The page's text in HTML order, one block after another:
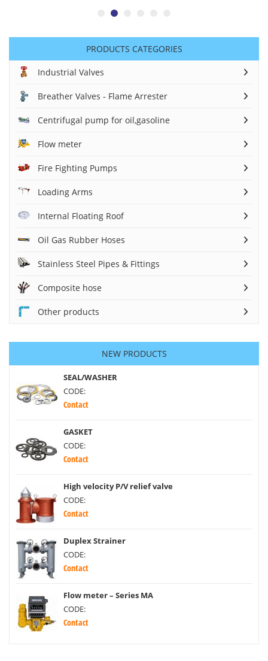
PRODUCTS CATEGORIES
Industrial Valves
Breather Valves - Flame Arrester
Centrifugal pump for oil,gasoline
Flow meter
Fire Fighting Pumps
Loading Arms
Internal Floating Roof
Oil Gas Rubber Hoses
Stainless Steel Pipes & Fittings
Composite hose
Other products
NEW PRODUCTS
SEAL/WASHER
CODE:
Contact
GASKET
CODE:
Contact
High velocity P/V relief valve
CODE:
Contact
Duplex Strainer
CODE:
Contact
Flow meter – Series MA
CODE:
Contact